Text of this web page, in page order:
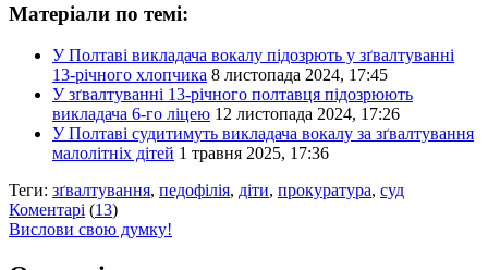
Матеріали по темі:
У Полтаві викладача вокалу підозрють у зґвалтуванні
13-річного хлопчика 8 листопада 2024, 17:45
У зґвалтуванні 13-річного полтавця підозрюють
викладача 6-го ліцею 12 листопада 2024, 17:26
У Полтаві судитимуть викладача вокалу за зґвалтування
малолітніх дітей 1 травня 2025, 17:36
Теги: зґвалтування, педофілія, діти, прокуратура, суд
Коментарі (13)
Вислови свою думку!